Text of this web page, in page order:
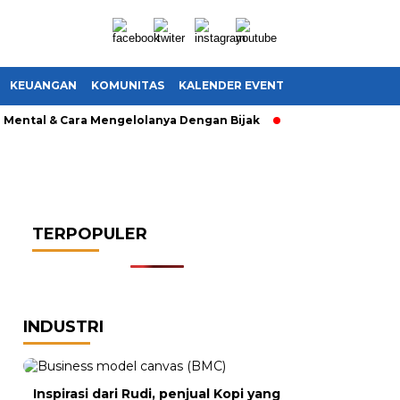
KEUANGAN KOMUNITAS KALENDER EVENT
& Cara Mengelolanya Dengan Bijak
TERPOPULER
INDUSTRI
Inspirasi dari Rudi, penjual Kopi yang